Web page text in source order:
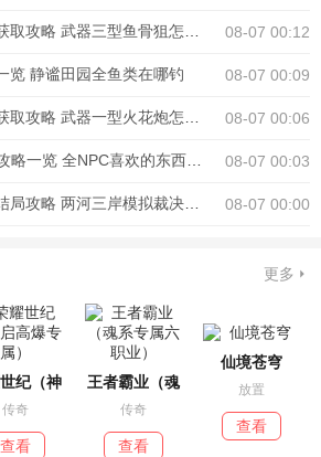
08-07 00:12
览 静谧田园全鱼类在哪钓 08-07 00:09
08-07 00:06
08-07 00:03
08-07 00:00
更多
纪（神
传奇
查看
王者霸业（魂
传奇
查看
仙境苍穹
放置
查看